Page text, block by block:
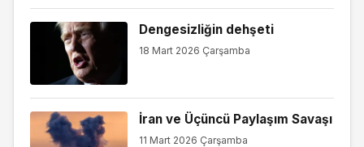
Dengesizliğin dehşeti
18 Mart 2026 Çarşamba
İran ve Üçüncü Paylaşım Savaşı
11 Mart 2026 Çarşamba